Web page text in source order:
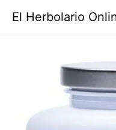
contenido
El Herbolario